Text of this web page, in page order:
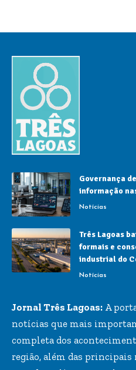
Governança
informação
Notícias
Três Lagoas
formais e
industrial do
Notícias
Jornal Três Lagoas: A
notícias que mais
completa dos
região, além das principais